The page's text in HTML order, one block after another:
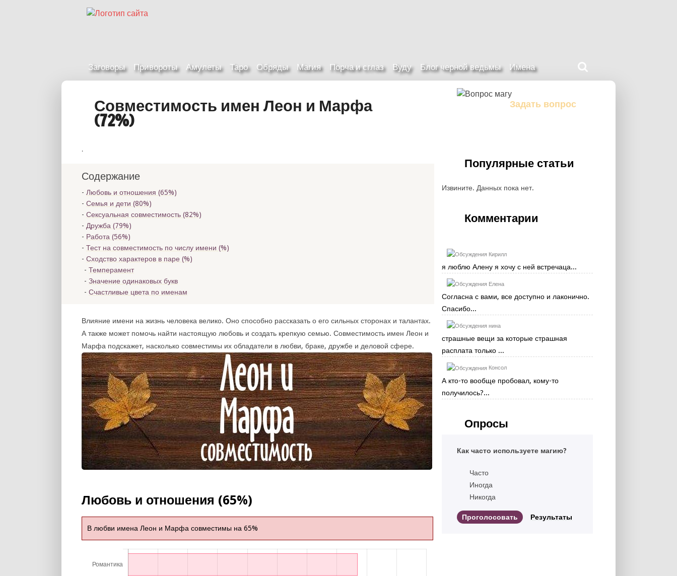
Заговоры Привороты Амулеты Таро Обряды Магия Порча и сглаз Вуду Блог черной ведьмы Имена
сайте
Совместимость имен Леон и Марфа
(72%)
.
Содержание
Любовь и отношения (65%)
Семья и дети (80%)
Сексуальная совместимость (82%)
Дружба (79%)
Работа (56%)
Тест на совместимость по числу имени (%)
Сходство характеров в паре (%)
Темперамент
Значение одинаковых букв
Счастливые цвета по именам
Влияние имени на жизнь человека велико. Оно способно рассказать о его сильных сторонах и талантах.
А также может помочь найти настоящую любовь и создать крепкую семью. Совместимость имен Леон и
Марфа подскажет, насколько совместимы их обладатели в любви, браке, дружбе и деловой сфере.
Любовь и отношения (65%)
В любви имена Леон и Марфа совместимы на 65%
Задать вопрос
Популярные статьи
Извините. Данных пока нет.
Комментарии
Кирилл
я люблю Алену я хочу с ней встречаца...
Елена
Согласна с вами, все доступно и лаконично.
Спасибо...
нина
страшные вещи за которые страшная
расплата только ...
Консол
А кто-то вообще пробовал, кому-то
получилось?...
Опросы
Как часто используете магию?
Часто
Иногда
Никогда
Результаты